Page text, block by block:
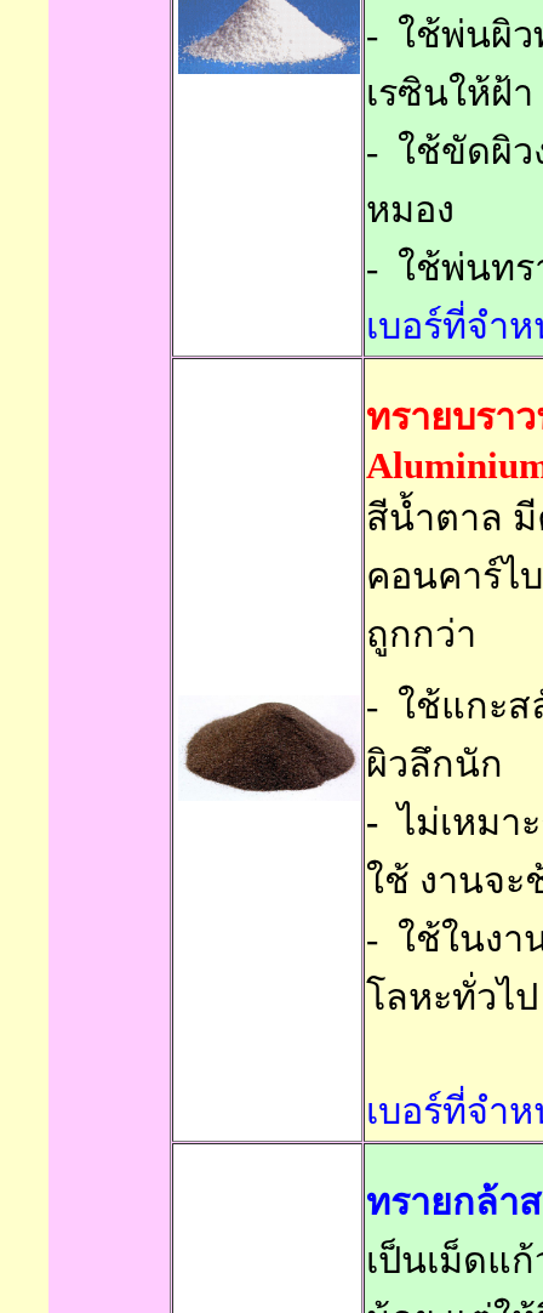
- ใช้พ่นผิ
เรซินให้ฝ้า
- ใช้ขัดผิว
หมอง
- ใช้พ่นทร
เบอร์ที่จำห
ทรายบรา
สีน้ำตาล
คอนคาร์ไ
ถูกกว่า
- ใช้แกะส
ผิวลึกนัก
- ไม่เหมา
ใช้ งานจะ
- ใช้ในงา
โลหะทั่วไป
เบอร์ที่จำ
ทรายกล้า
เป็นเม็ดแ